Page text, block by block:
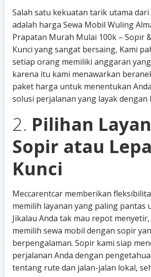
Salah satu kekuatan tarik utama
adalah harga Sewa Mobil Wuling
Prapatan Murah Mulai 100k – Sopir
Kunci yang sangat bersaing, Kami
setiap orang memiliki anggaran
karena itu kami menawarkan
paket harga untuk menentukan
solusi perjalanan yang layak dengan
2. Pilihan
Sopir atau
Kunci
Meccarentcar memberikan
memilih layanan yang paling pantas
Jikalau Anda tak mau repot menyetir,
memilih sewa mobil dengan sopir
berpengalaman. Sopir kami siap
perjalanan Anda dengan
tentang rute dan jalan-jalan lokal,